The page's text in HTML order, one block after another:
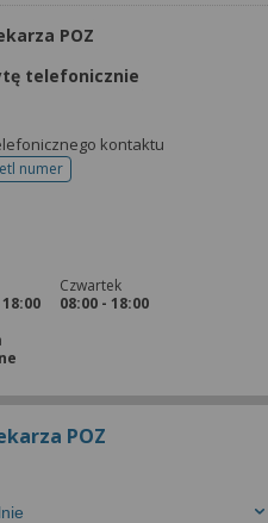
POZ
telefonicznie
kontaktu
numer
telefonu do rejestracji
Czwartek
08:00 - 18:00
POZ